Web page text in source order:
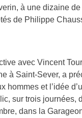
à une dizaine
de Philippe
avec Vincent
à Saint-Sever, a
hommes et l’idée
sur trois journées,
dans la